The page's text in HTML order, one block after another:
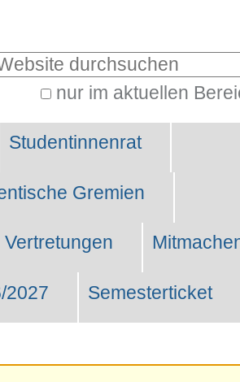
nur im aktuellen
Studentinnenrat
Gremien
2027 Semesterticket